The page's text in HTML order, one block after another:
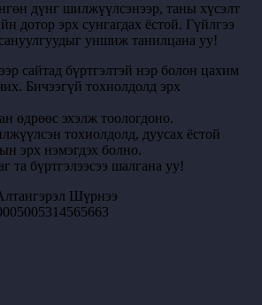
дүнг шилжүүлсэнээр, таны хүсэлт
дотор эрх сунгагдах ёстой. Гүйлгээ
уншиж танилцана уу!
сайтад бүртгэлтэй нэр болон цахим
Бичээгүй тохиолдолд эрх
өдрөөс эхэлж тоологдоно.
тохиолдолд, дуусах ёстой
эрх нэмэгдэх болно.
та бүртгэлээсээ шалгана уу!
Шүрнээ